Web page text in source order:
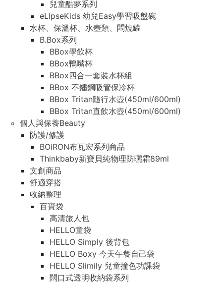
兒童酷夢系列
eLIpseKids 幼兒Easy學習吸盤碗
水杯、保溫杯、水壺類、悶燒罐
B.Box系列
BBox學飲杯
BBox鴨嘴杯
BBox四合一套裝水杯組
BBox 不鏽鋼吸管保冷杯
BBox Tritan隨行水壺(450ml/600ml)
BBox Tritan直飲水壺(450ml/600ml)
個人與保養Beauty
防護/修護
BOiRON布瓦宏系列商品
Thinkbaby新寶貝純物理防曬霜89ml
文創商品
舒適穿搭
收納整理
百寶袋
高清旅人包
HELLO童袋
HELLO Simply 後背包
HELLO Boxy 今天午餐自己袋
HELLO Slimily 兒童撞色功課袋
闊口式透明收納袋系列